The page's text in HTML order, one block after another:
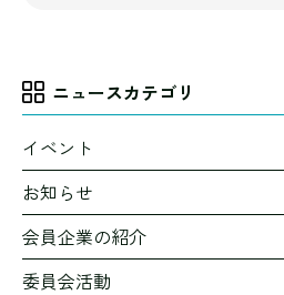
ニュースカテゴリ
イベント
お知らせ
会員企業の紹介
委員会活動